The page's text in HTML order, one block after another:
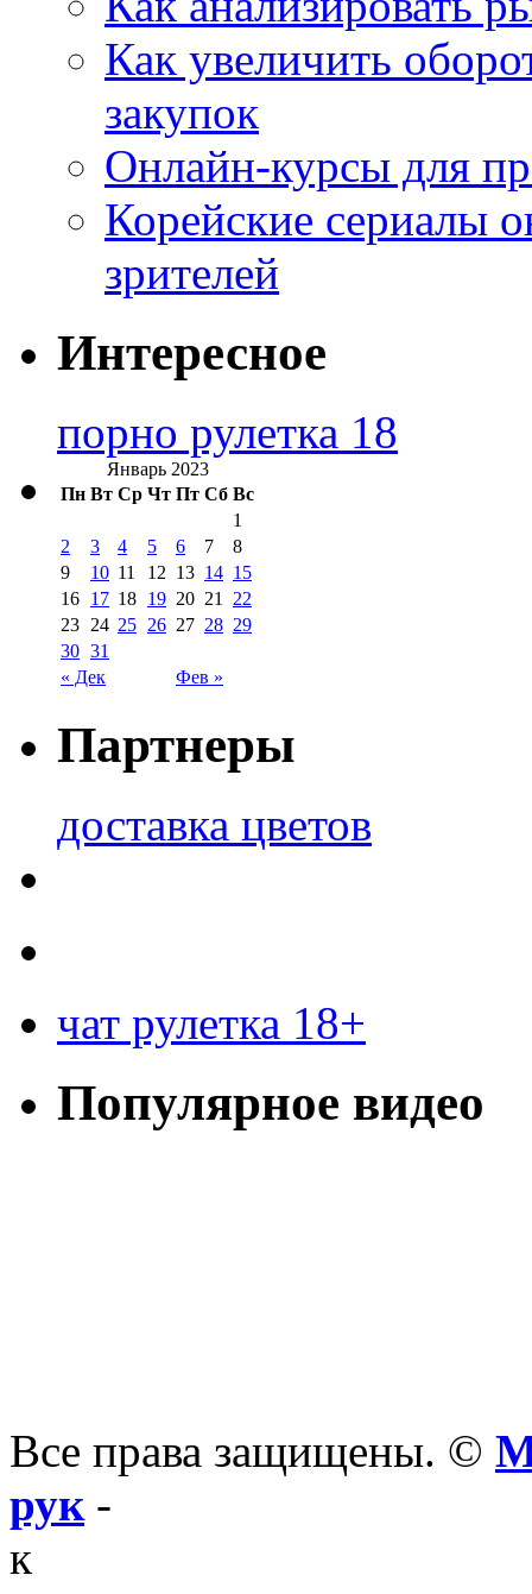
Как увеличить
закупок
Онлайн-курсы для
Корейские сериалы
зрителей
Интересное
порно рулетка 18
Январь 2023
Пн Вт Ср Чт Пт Сб Вс
« Дек Фев »
1
2
3 4 5 6 7
8
9
10 11 12 13 14 15
16 17 18 19 20 21
22
23 24 25 26 27 28 29
30 31
Партнеры
доставка цветов
чат рулетка 18+
Популярное видео
Все права защищены. ©
рук-
к